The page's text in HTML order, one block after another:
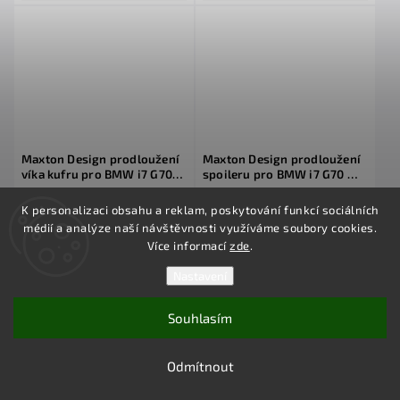
K personalizaci obsahu a reklam, poskytování funkcí sociálních
médií a analýze naší návštěvnosti využíváme soubory cookies.
Více informacízde.
Odmítnout
Souhlasím
Maxton Design prodloužení
víka kufru pro BMW i7 G70
M-Pack, materiál pravý
karbon
23 702 Kč
Do košíku
prodloužení víka kufru pro BMW i7 G70
karbonu za...
Maxton Design prodloužení
spoileru pro BMW i7 G70 M-
Pack, materiál pravý karbon
23 702 Kč
Do košíku
Maxton Design Carbon Division
prodloužení spoileru pro BMW i7 G70 M-
Pack. Vyrobeno ze 100% Prepreg
karbonu za použití...